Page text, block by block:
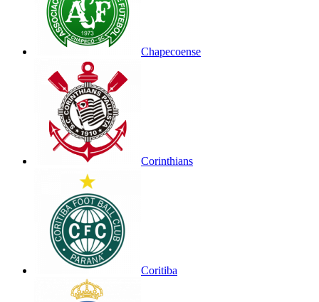
Chapecoense
Corinthians
Coritiba